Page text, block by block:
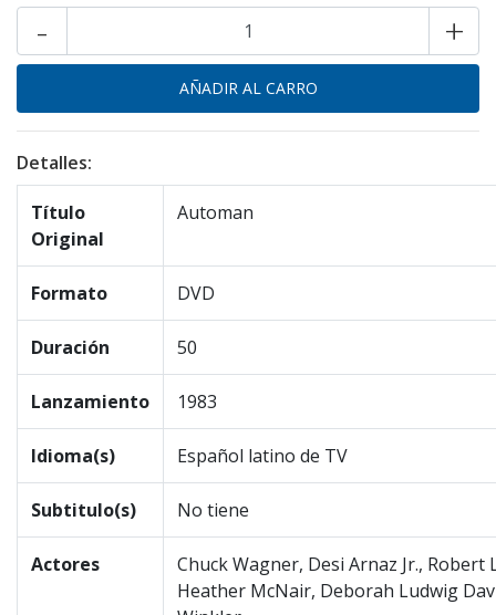
+
-
Detalles:
Título
Original
Automan
Formato DVD
Duración 50
Lanzamiento 1983
Idioma(s) Español latino de TV
Subtitulo(s) No tiene
Actores
Chuck Wagner, Desi Arnaz Jr., Robert
Heather McNair, Deborah Ludwig